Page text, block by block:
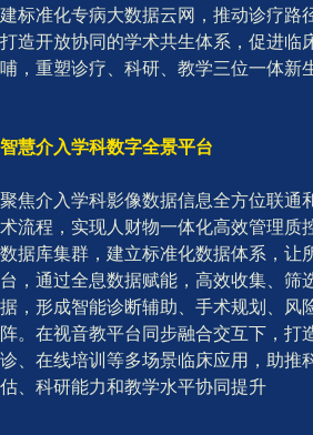
建标准化专病大数据云网，推动诊疗路
打造开放协同的学术共生体系，促进临
哺，重塑诊疗、科研、教学三位一体新
智慧介入学科数字全景平台
聚焦介入学科影像数据信息全方位联通
术流程，实现人财物一体化高效管理质
数据库集群，建立标准化数据体系，让
台，通过全息数据赋能，高效收集、筛
据，形成智能诊断辅助、手术规划、风
阵。在视音教平台同步融合交互下，打
诊、在线培训等多场景临床应用，助推
估、科研能力和教学水平协同提升